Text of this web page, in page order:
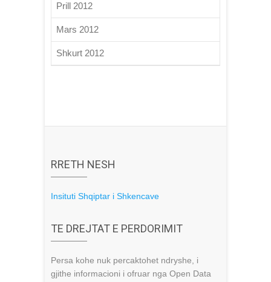
Prill 2012
Mars 2012
Shkurt 2012
RRETH NESH
Insituti Shqiptar i Shkencave
TE DREJTAT E PERDORIMIT
Persa kohe nuk percaktohet ndryshe, i
gjithe informacioni i ofruar nga Open Data